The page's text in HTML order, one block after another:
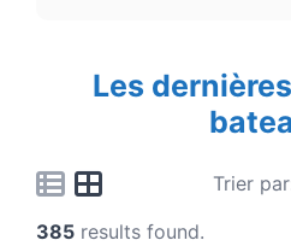
Les
Trier
385 results found.